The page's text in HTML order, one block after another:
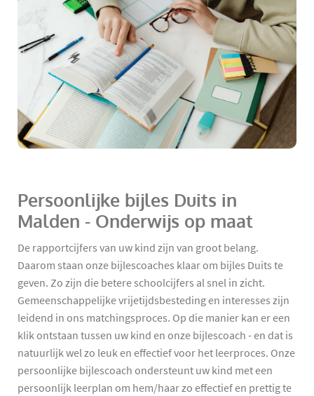
Persoonlijke bijles Duits in
Malden - Onderwijs op maat
De rapportcijfers van uw kind zijn van groot belang.
Daarom staan onze bijlescoaches klaar om bijles Duits te
geven. Zo zijn die betere schoolcijfers al snel in zicht.
Gemeenschappelijke vrijetijdsbesteding en interesses zijn
leidend in ons matchingsproces. Op die manier kan er een
klik ontstaan tussen uw kind en onze bijlescoach - en dat is
natuurlijk wel zo leuk en effectief voor het leerproces. Onze
persoonlijke bijlescoach ondersteunt uw kind met een
persoonlijk leerplan om hem/haar zo effectief en prettig te